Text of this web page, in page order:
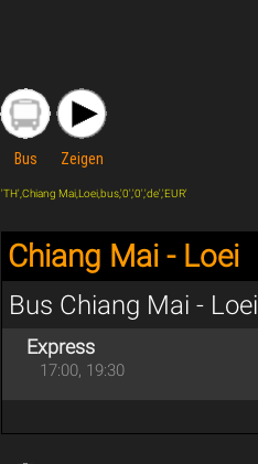
Bus Zeigen
'TH',Chiang Mai,Loei,bus,'0','0','de','EUR'
Chiang Mai - Loei
Bus Chiang Mai - Loei
Express
17:00, 19:30